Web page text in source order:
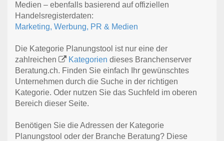
Medien – ebenfalls basierend auf offiziellen
Handelsregisterdaten:
Marketing, Werbung, PR & Medien
Die Kategorie Planungstool ist nur eine der
zahlreichen
Kategorien dieses Branchenserver
Beratung.ch. Finden Sie einfach Ihr gewünschtes
Unternehmen durch die Suche in der richtigen
Kategorie. Oder nutzen Sie das Suchfeld im oberen
Bereich dieser Seite.
Benötigen Sie die Adressen der Kategorie
Planungstool oder der Branche Beratung? Diese